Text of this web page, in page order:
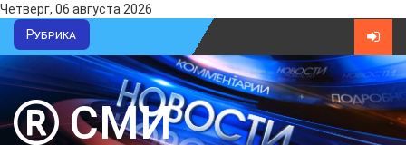
Четверг, 06 августа 2026
Рубрика
СМИ